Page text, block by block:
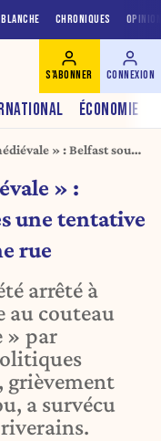
CHRONIQUES
ÉCONOMIE
S'ABONNER CONNEXION
» : Belfast sous
pleine rue» :
une tentative
rue
arrêté à
au couteau
» par
grièvement
a survécu